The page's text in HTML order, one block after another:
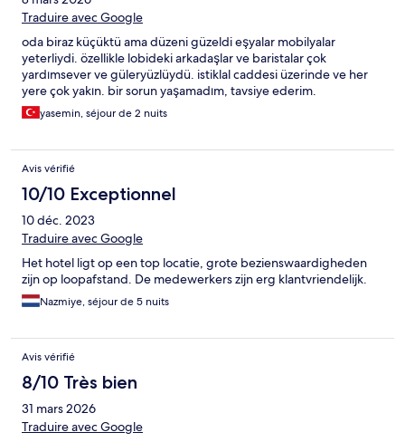
Traduire avec Google
oda biraz küçüktü ama düzeni güzeldi eşyalar mobilyalar
yeterliydi. özellikle lobideki arkadaşlar ve baristalar çok
yardımsever ve güleryüzlüydü. istiklal caddesi üzerinde ve her
yere çok yakın. bir sorun yaşamadım, tavsiye ederim.
yasemin, séjour de 2 nuits
Avis vérifié
10/10 Exceptionnel
10 déc. 2023
Traduire avec Google
Het hotel ligt op een top locatie, grote bezienswaardigheden
zijn op loopafstand. De medewerkers zijn erg klantvriendelijk.
Nazmiye, séjour de 5 nuits
Avis vérifié
8/10 Très bien
31 mars 2026
Traduire avec Google